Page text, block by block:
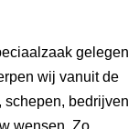
gelegen
wij vanuit de
schepen, bedrijven
wensen. Zo